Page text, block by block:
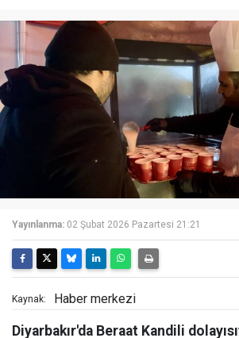
Yayınlanma: 02 Şubat 2026 Pazartesi 21:21
Kaynak: Haber merkezi
Diyarbakır'da Beraat Kandili